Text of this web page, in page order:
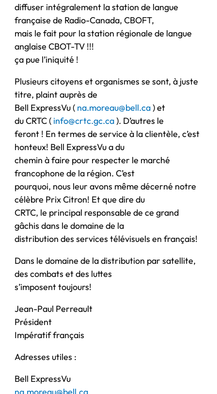
diffuser intégralement la station de langue
française de Radio-Canada, CBOFT,
mais le fait pour la station régionale de langue
anglaise CBOT-TV !!!
ça pue l’iniquité !
Plusieurs citoyens et organismes se sont, à juste
titre, plaint auprès de
Bell ExpressVu ( na.moreau@bell.ca) et
du CRTC ( info@crtc.gc.ca). D’autres le
feront ! En termes de service à la clientèle, c’est
honteux! Bell ExpressVu a du
chemin à faire pour respecter le marché
francophone de la région. C’est
pourquoi, nous leur avons même décerné notre
célèbre Prix Citron! Et que dire du
CRTC, le principal responsable de ce grand
gâchis dans le domaine de la
distribution des services télévisuels en français!
Dans le domaine de la distribution par satellite,
des combats et des luttes
s’imposent toujours!
Jean-Paul Perreault
Président
Impératif français
Adresses utiles :
Bell ExpressVu
na.moreau@bell.ca